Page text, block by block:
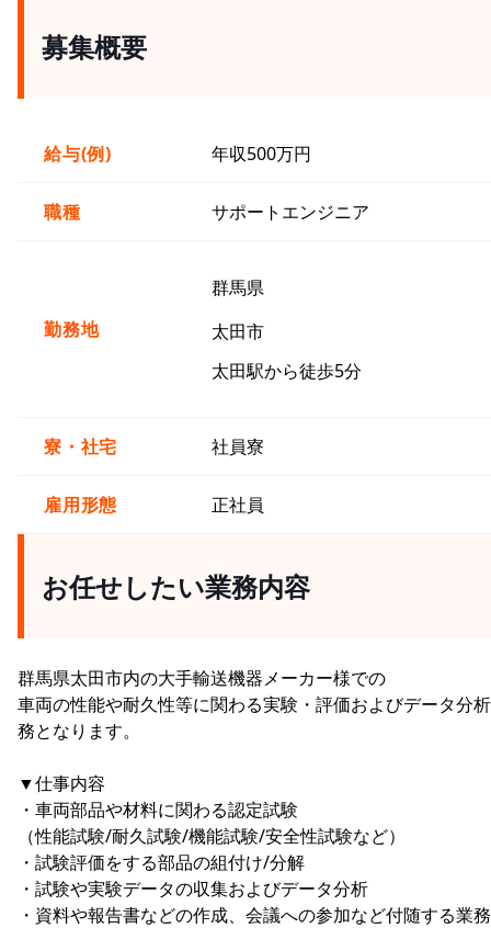
募集概要
給与(例) 年収500万円
職種 サポートエンジニア
勤務地
群馬県
太田市
太田駅から徒歩5分
寮・社宅 社員寮
雇用形態 正社員
お任せしたい業務内容
群馬県太田市内の大手輸送機器メーカー様での
車両の性能や耐久性等に関わる実験・評価およびデータ分
務となります。
▼仕事内容
・車両部品や材料に関わる認定試験
（性能試験/耐久試験/機能試験/安全性試験など）
・試験評価をする部品の組付け/分解
・試験や実験データの収集およびデータ分析
・資料や報告書などの作成、会議への参加など付随する業務